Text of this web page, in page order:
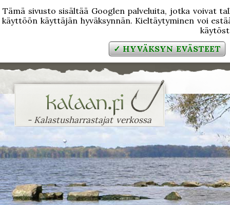
Tämä sivusto sisältää Googlen palveluita, jotka voivat
käyttöön käyttäjän hyväksynnän. Kieltäytyminen voi
✓ HYVÄKSYN EVÄSTEET
- Kalastusharrastajat verkossa